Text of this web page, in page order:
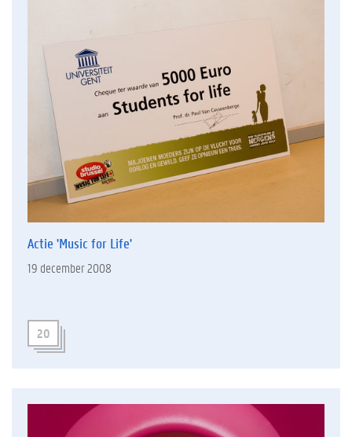
Actie 'Music for Life'
19 december 2008
20